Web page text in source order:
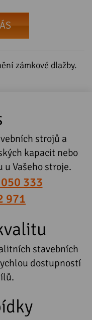
zámkové dlažby.
strojů a
kapacit nebo
Vašeho stroje.
333
971
stavebních
dostupností